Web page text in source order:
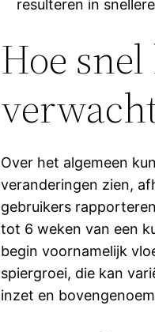
resulteren in
Hoe
Over het algemeen
veranderingen zien,
gebruikers
tot 6 weken van een
begin voornamelijk
spiergroei, die kan
inzet en